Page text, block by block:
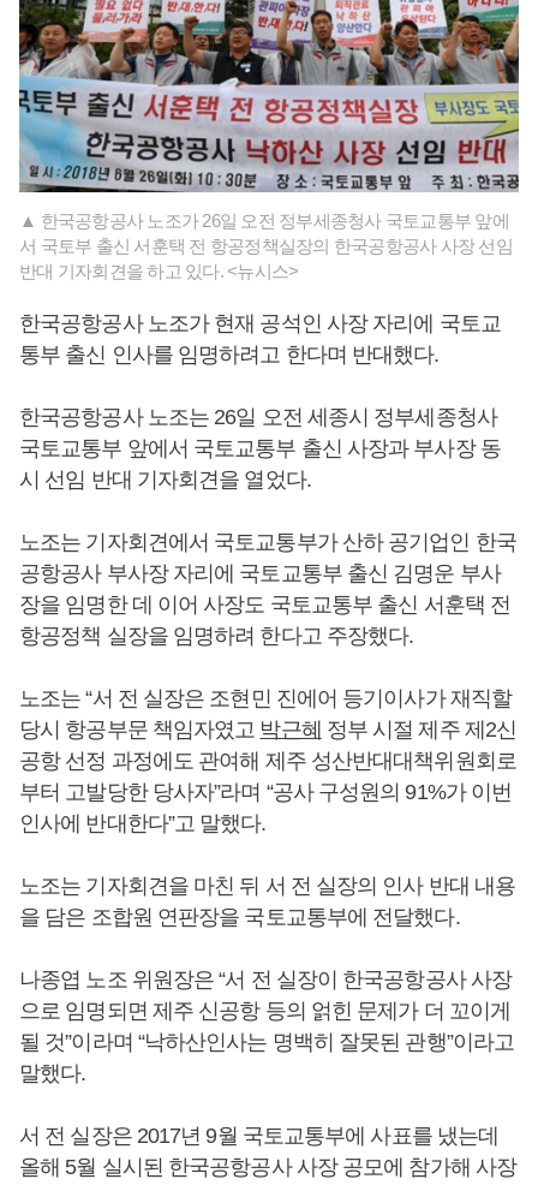
▲ 한국공항공사 노조가 26일 오전 정부세종청사 국토교통부 앞에
서 국토부 출신 서훈택 전 항공정책실장의 한국공항공사 사장 선임
반대 기자회견을 하고 있다. <뉴시스>
한국공항공사 노조가 현재 공석인 사장 자리에 국토교
통부 출신 인사를 임명하려고 한다며 반대했다.
한국공항공사 노조는 26일 오전 세종시 정부세종청사
국토교통부 앞에서 국토교통부 출신 사장과 부사장 동
시 선임 반대 기자회견을 열었다.
노조는 기자회견에서 국토교통부가 산하 공기업인 한국
공항공사 부사장 자리에 국토교통부 출신 김명운 부사
장을 임명한 데 이어 사장도 국토교통부 출신 서훈택 전
항공정책 실장을 임명하려 한다고 주장했다.
노조는 “서 전 실장은 조현민 진에어 등기이사가 재직할
당시 항공부문 책임자였고 박근혜 정부 시절 제주 제2신
공항 선정 과정에도 관여해 제주 성산반대대책위원회로
부터 고발당한 당사자”라며 “공사 구성원의 91%가 이번
인사에 반대한다”고 말했다.
노조는 기자회견을 마친 뒤 서 전 실장의 인사 반대 내용
을 담은 조합원 연판장을 국토교통부에 전달했다.
나종엽 노조 위원장은 “서 전 실장이 한국공항공사 사장
으로 임명되면 제주 신공항 등의 얽힌 문제가 더 꼬이게
될 것”이라며 “낙하산인사는 명백히 잘못된 관행”이라고
말했다.
서 전 실장은 2017년 9월 국토교통부에 사표를 냈는데
올해 5월 실시된 한국공항공사 사장 공모에 참가해 사장